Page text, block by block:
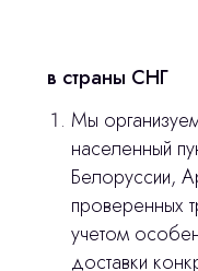
в страны СНГ
Мы
населенный
Белоруссии,
проверенных
учетом
доставки
сделано
Политика
stasicus